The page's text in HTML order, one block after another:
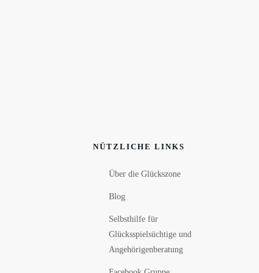
NÜTZLICHE LINKS
Über die Glückszone
Blog
Selbsthilfe für
Glücksspielsüchtige und
Angehörigenberatung